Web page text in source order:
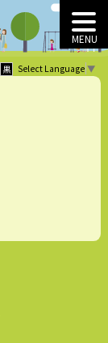
MENU
黒 Select Language ▼